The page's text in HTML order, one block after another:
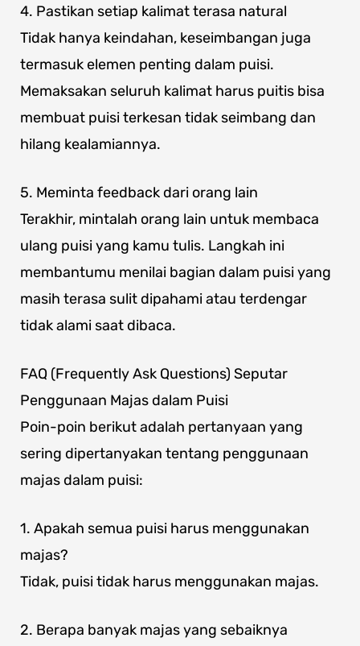
4. Pastikan setiap kalimat terasa natural
Tidak hanya keindahan, keseimbangan juga
termasuk elemen penting dalam puisi.
Memaksakan seluruh kalimat harus puitis bisa
membuat puisi terkesan tidak seimbang dan
hilang kealamiannya.
5. Meminta feedback dari orang lain
Terakhir, mintalah orang lain untuk membaca
ulang puisi yang kamu tulis. Langkah ini
membantumu menilai bagian dalam puisi yang
masih terasa sulit dipahami atau terdengar
tidak alami saat dibaca.
FAQ (Frequently Ask Questions) Seputar
Penggunaan Majas dalam Puisi
Poin-poin berikut adalah pertanyaan yang
sering dipertanyakan tentang penggunaan
majas dalam puisi:
1. Apakah semua puisi harus menggunakan
majas?
Tidak, puisi tidak harus menggunakan majas.
2. Berapa banyak majas yang sebaiknya